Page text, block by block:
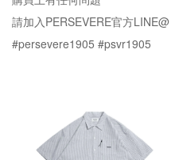
請加入PERSEVERE官方
#persevere1905 #psvr1905